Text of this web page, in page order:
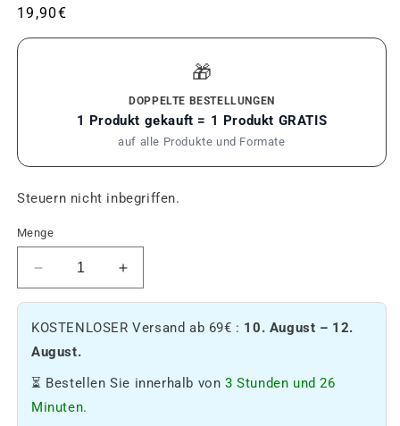
Üblicher
Preis
19,90€
🎁
DOPPELTE BESTELLUNGEN
1 Produkt gekauft = 1 Produkt GRATIS
auf alle Produkte und Formate
Steuern nicht inbegriffen.
Menge
Menge
Le
Soin
Visage
CBD
Die
Menge
Le
Visage
KOSTENLOSER Versand ab 69€ : 10. August – 12.
August.
⏳ Bestellen Sie innerhalb von3 Stunden und 26
Minuten.